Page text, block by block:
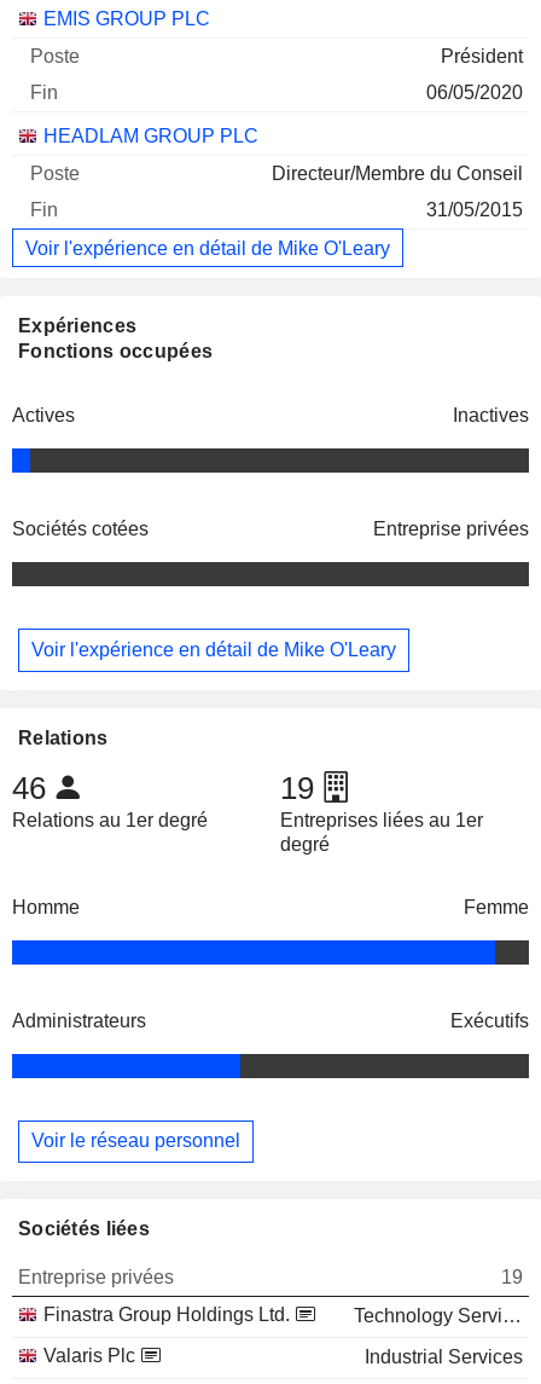
EMIS GROUP PLC
Président
06/05/2020
HEADLAM GROUP PLC
Directeur/Membre du Conseil
31/05/2015
Voir l'expérience en détail de Mike O'Leary
Expériences
Fonctions occupées
Actives Inactives
Sociétés cotées Entreprise privées
Voir l'expérience en détail de Mike O'Leary
Relations
46
Relations au 1er degré
19
Entreprises liées au 1er
degré
Homme Femme
Administrateurs Exécutifs
Voir le réseau personnel
Sociétés liées
Entreprise privées
19
Finastra Group Holdings Ltd.
Technology Services
Valaris Plc
Industrial Services